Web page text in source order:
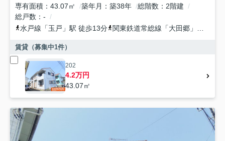
専有面積
43.07㎡ 築年月 築38年 総階数
2階建
総戸数
-
水戸線 「玉戸 」駅 徒歩13分 関東鉄道常総線 「大田郷 」駅 徒歩36分
賃貸（募集中1件）
202
4.2万円
43.07㎡